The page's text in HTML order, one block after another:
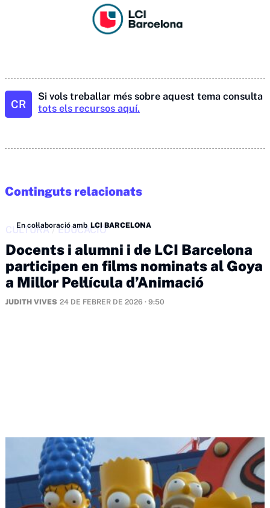
CR
Si vols treballar més sobre aquest tema consulta
tots els recursos aquí.
Continguts relacionats
En col·laboració amb LCI BARCELONA
CULTURA/EDUCACIÓ
Docents i alumni i de LCI Barcelona
participen en films nominats al Goya
a Millor Pel·lícula d’Animació
JUDITH VIVES 24 DE FEBRER DE 2026 · 9:50